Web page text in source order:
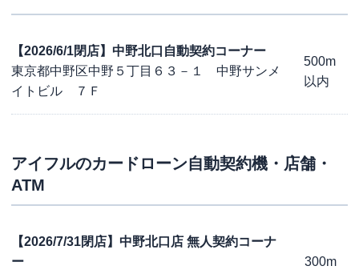
【2026/6/1閉店】中野北口自動契約コーナー
東京都中野区中野５丁目６３－１ 中野サンメ
イトビル ７Ｆ
500m
以内
アイフルのカードローン自動契約機・店舗・
ATM
【2026/7/31閉店】中野北口店 無人契約コーナ
ー
300m